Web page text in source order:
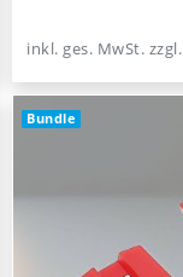
inkl. ges. MwSt. zzgl.
Bundle